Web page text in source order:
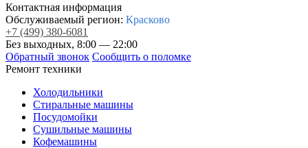
Контактная информация
Обслуживаемый регион: Красково
+7 (499) 380-6081
Без выходных, 8:00 — 22:00
Обратный звонок Сообщить о поломке
Ремонт техники
Холодильники
Стиральные машины
Посудомойки
Сушильные машины
Кофемашины